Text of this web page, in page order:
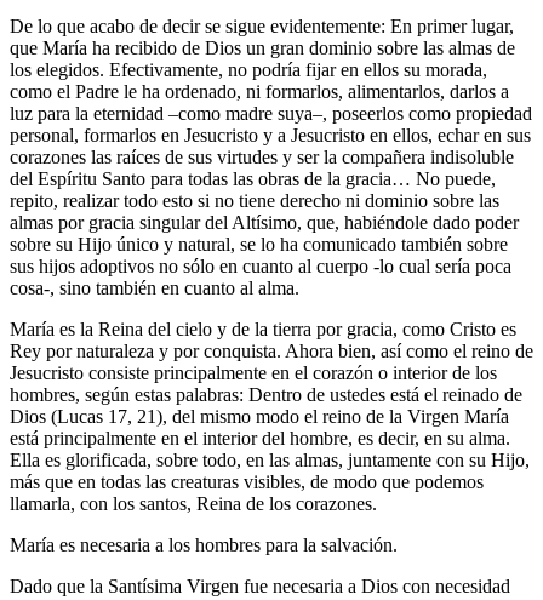
De lo que acabo de decir se sigue evidentemente: En primer lugar,
que María ha recibido de Dios un gran dominio sobre las almas de
los elegidos. Efectivamente, no podría fijar en ellos su morada,
como el Padre le ha ordenado, ni formarlos, alimentarlos, darlos a
luz para la eternidad –como madre suya–, poseerlos como propiedad
personal, formarlos en Jesucristo y a Jesucristo en ellos, echar en sus
corazones las raíces de sus virtudes y ser la compañera indisoluble
del Espíritu Santo para todas las obras de la gracia… No puede,
repito, realizar todo esto si no tiene derecho ni dominio sobre las
almas por gracia singular del Altísimo, que, habiéndole dado poder
sobre su Hijo único y natural, se lo ha comunicado también sobre
sus hijos adoptivos no sólo en cuanto al cuerpo -lo cual sería poca
cosa-, sino también en cuanto al alma.
María es la Reina del cielo y de la tierra por gracia, como Cristo es
Rey por naturaleza y por conquista. Ahora bien, así como el reino de
Jesucristo consiste principalmente en el corazón o interior de los
hombres, según estas palabras: Dentro de ustedes está el reinado de
Dios (Lucas 17, 21), del mismo modo el reino de la Virgen María
está principalmente en el interior del hombre, es decir, en su alma.
Ella es glorificada, sobre todo, en las almas, juntamente con su Hijo,
más que en todas las creaturas visibles, de modo que podemos
llamarla, con los santos, Reina de los corazones.
María es necesaria a los hombres para la salvación.
Dado que la Santísima Virgen fue necesaria a Dios con necesidad